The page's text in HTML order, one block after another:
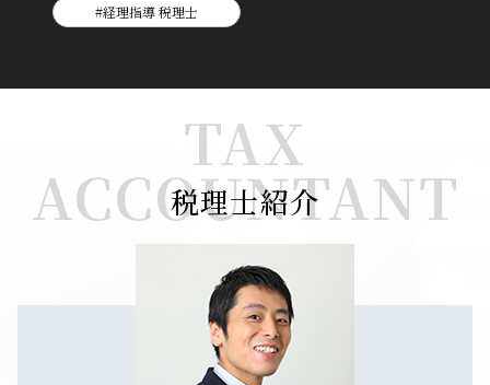
#経理指導 税理士
TAX
ACCOUNTANT
税理士紹介